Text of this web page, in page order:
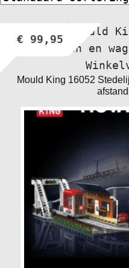
Mould
Treinen en
Mould King 16052
€ 99,95